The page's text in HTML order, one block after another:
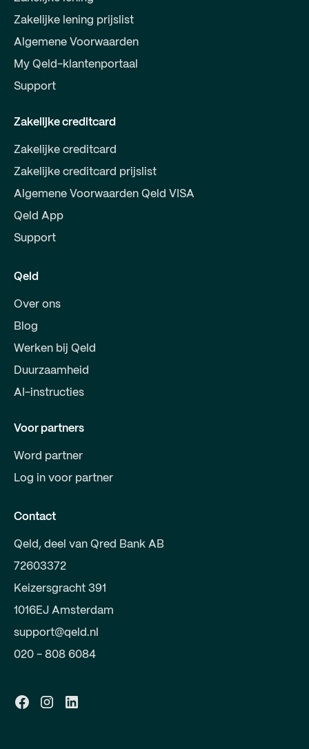
Zakelijke lening prijslist
Algemene Voorwaarden
My Qeld-klantenportaal
Support
Zakelijke creditcard
Zakelijke creditcard
Zakelijke creditcard prijslist
Algemene Voorwaarden Qeld VISA
Qeld App
Support
Qeld
Over ons
Blog
Werken bij Qeld
Duurzaamheid
AI-instructies
Voor partners
Word partner
Log in voor partner
Contact
Qeld, deel van Qred Bank AB
72603372
Keizersgracht 391
1016EJ Amsterdam
support@qeld.nl
020 - 808 6084